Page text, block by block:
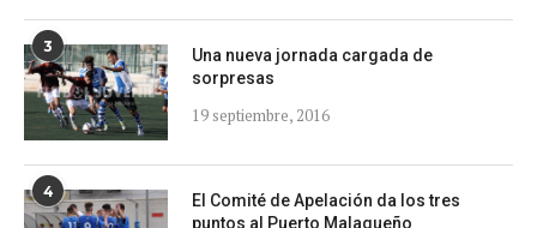
3
Una nueva jornada cargada de
sorpresas
19 septiembre, 2016
4
El Comité de Apelación da los tres
puntos al Puerto Malagueño